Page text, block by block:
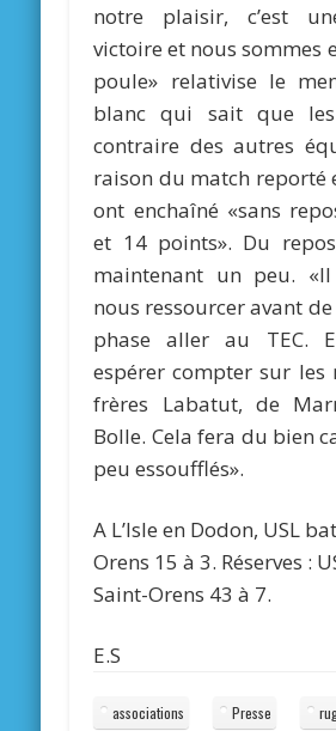
notre plaisir, c’est
victoire et nous sommes
poule» relativise le
blanc qui sait que
contraire des autres
raison du match reporté
ont enchaîné «sans
et 14 points». Du
maintenant un peu.
nous ressourcer avant
phase aller au TEC.
espérer compter sur les
frères Labatut, de
Bolle. Cela fera du bien
peu essoufflés».
A L’Isle en Dodon, USL
Orens 15 à 3. Réserves :
Saint-Orens 43 à 7.
E.S
associations Presse